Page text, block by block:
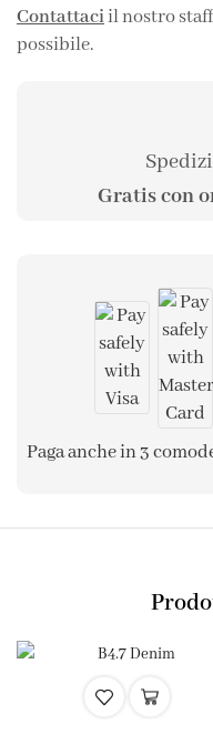
Contattaciil nostro
possibile.
Gratis con
Paga anche in 3